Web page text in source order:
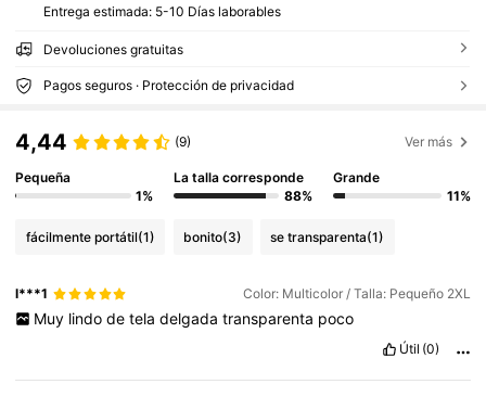
Entrega estimada: 5-10 Días laborables
Devoluciones gratuitas
Pagos seguros · Protección de privacidad
4,44 (9) Ver más
Pequeña
1%
La talla corresponde
88%
Grande
11%
fácilmente portátil(1) bonito(3) se transparenta(1)
l***1 Color: Multicolor / Talla: Pequeño 2XL
Muy lindo de tela delgada transparenta poco
Útil (0)